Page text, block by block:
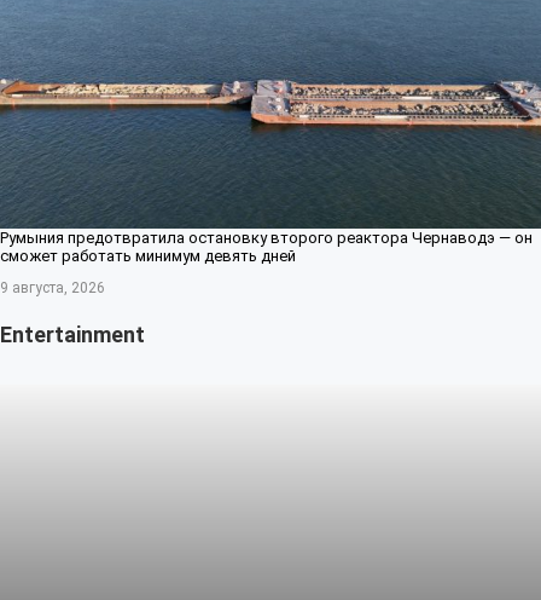
Румыния предотвратила остановку второго реактора Чернаводэ — он
сможет работать минимум девять дней
9 августа, 2026
Entertainment